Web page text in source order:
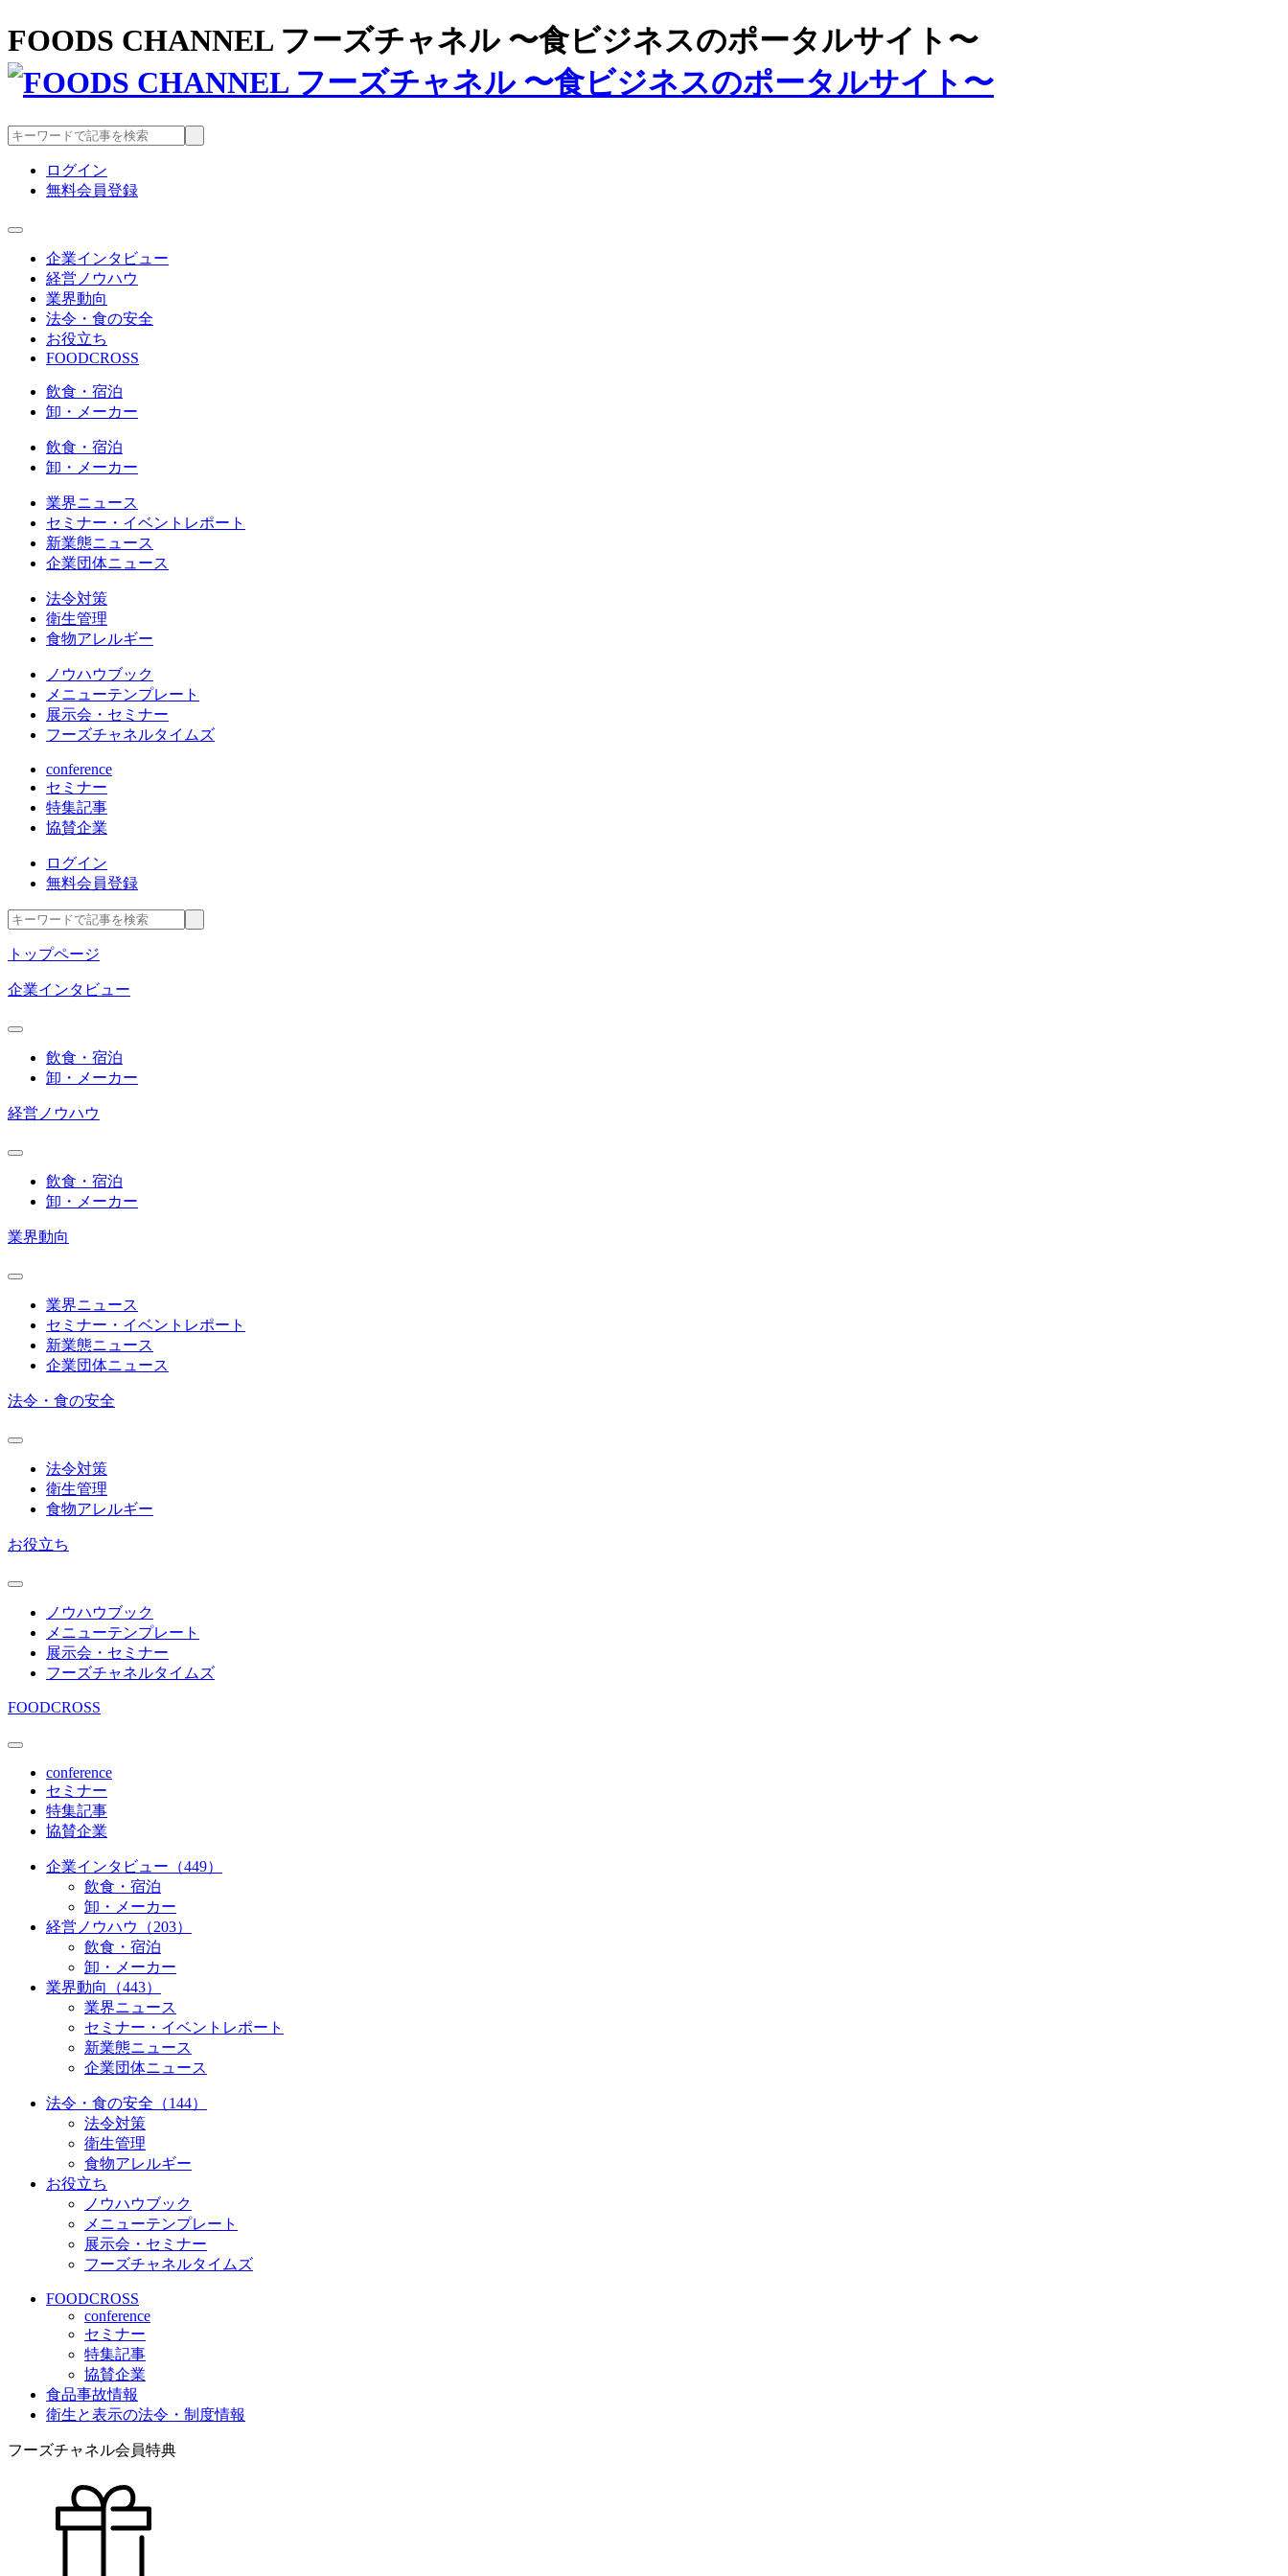
FOODS CHANNEL フーズチャネル 〜食ビジネスのポータルサイト〜
ログイン
無料会員登録
企業インタビュー
経営ノウハウ
業界動向
法令・食の安全
お役立ち
FOODCROSS
飲食・宿泊
卸・メーカー
飲食・宿泊
卸・メーカー
業界ニュース
セミナー・イベントレポート
新業態ニュース
企業団体ニュース
法令対策
衛生管理
食物アレルギー
ノウハウブック
メニューテンプレート
展示会・セミナー
フーズチャネルタイムズ
conference
セミナー
特集記事
協賛企業
ログイン
無料会員登録
トップページ
企業インタビュー
飲食・宿泊
卸・メーカー
経営ノウハウ
飲食・宿泊
卸・メーカー
業界動向
業界ニュース
セミナー・イベントレポート
新業態ニュース
企業団体ニュース
法令・食の安全
法令対策
衛生管理
食物アレルギー
お役立ち
ノウハウブック
メニューテンプレート
展示会・セミナー
フーズチャネルタイムズ
FOODCROSS
conference
セミナー
特集記事
協賛企業
企業インタビュー（449）
飲食・宿泊
卸・メーカー
経営ノウハウ（203）
飲食・宿泊
卸・メーカー
業界動向（443）
業界ニュース
セミナー・イベントレポート
新業態ニュース
企業団体ニュース
法令・食の安全（144）
法令対策
衛生管理
食物アレルギー
お役立ち
ノウハウブック
メニューテンプレート
展示会・セミナー
フーズチャネルタイムズ
FOODCROSS
conference
セミナー
特集記事
協賛企業
食品事故情報
衛生と表示の法令・制度情報
フーズチャネル会員特典